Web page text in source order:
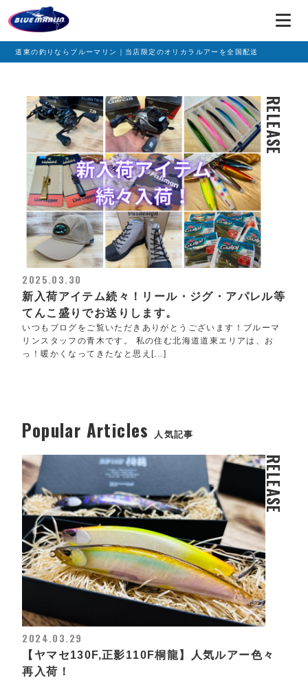
道東の釣りならブルーマリン｜当店限定のオリカラルアーを全国配送
RELEASE
2025.03.30
新入荷アイテム続々！リール・ジグ・アパレル等
てんこ盛りでお送りします。
いつもブログをご覧いただきありがとうございます！ブルーマ
リンスタッフの青木です。 私の住む北海道道東エリアは、お
っ！暖かくなってきたなと思え[...]
Popular Articles 人気記事
RELEASE
2024.03.29
【ヤマセ130F,正影110F桐龍】人気ルアー色々
再入荷！